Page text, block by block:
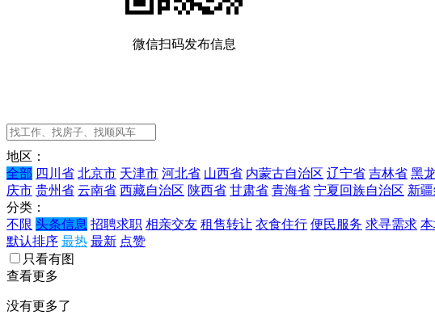
微信扫码发布信息
地区：
全部 四川省 北京市 天津市 河北省 山西省 内蒙古自治区 辽宁省 吉林省 黑
庆市 贵州省 云南省 西藏自治区 陕西省 甘肃省 青海省 宁夏回族自治区 新
分类：
不限 头条信息 招聘求职 相亲交友 租售转让 衣食住行 便民服务 求寻需求
默认排序 最热 最新 点赞
只看有图
查看更多
没有更多了